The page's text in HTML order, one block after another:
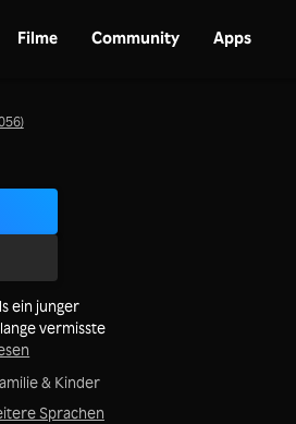
Filme Community Apps
ein junger
vermisste
& Kinder
Sprachen